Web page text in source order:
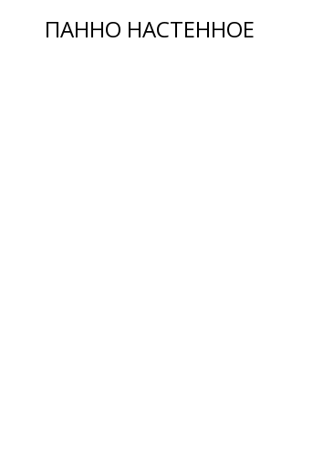
ПАННО НАСТЕННОЕ